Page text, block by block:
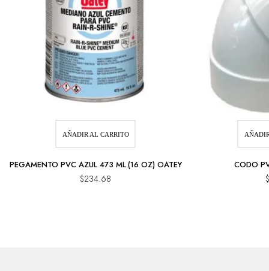
AÑADIR AL CARRITO
PEGAMENTO PVC AZUL 473 ML.(16 OZ) OATEY
$234.68
CODO
$